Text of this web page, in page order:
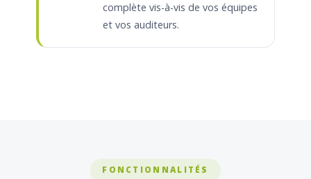
complète vis-à-vis de vos équipes
et vos auditeurs.
FONCTIONNALITÉS